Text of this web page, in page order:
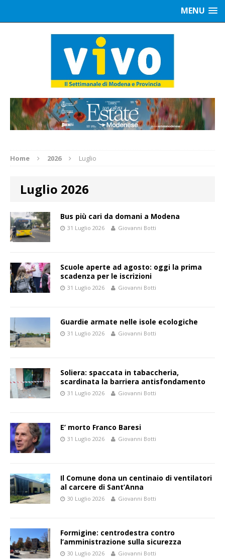
MENU
Home 2026 Luglio
Luglio 2026
Bus più cari da domani a Modena
31 Luglio 2026 Giovanni Botti
Scuole aperte ad agosto: oggi la prima
scadenza per le iscrizioni
31 Luglio 2026 Giovanni Botti
Guardie armate nelle isole ecologiche
31 Luglio 2026 Giovanni Botti
Soliera: spaccata in tabaccheria,
scardinata la barriera antisfondamento
31 Luglio 2026 Giovanni Botti
E’ morto Franco Baresi
31 Luglio 2026 Giovanni Botti
Il Comune dona un centinaio di ventilatori
al carcere di Sant’Anna
30 Luglio 2026 Giovanni Botti
Formigine: centrodestra contro
l’amministrazione sulla sicurezza
30 Luglio 2026 Giovanni Botti